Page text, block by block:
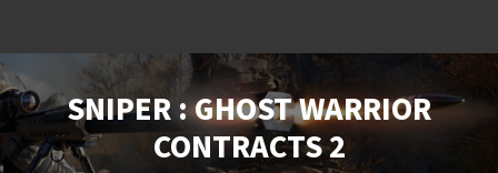
SNIPER : GHOST WARRIOR
CONTRACTS 2